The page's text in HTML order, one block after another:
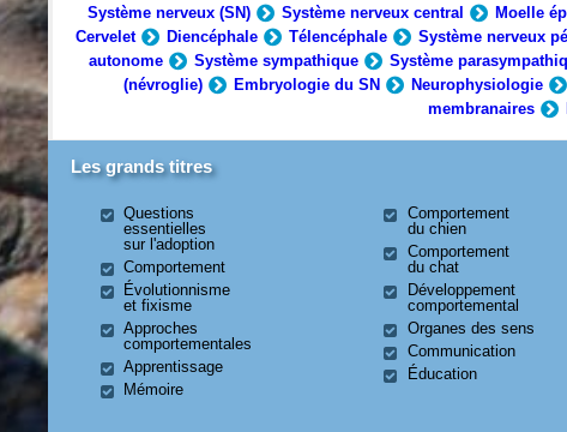
Système nerveux (SN) Système nerveux central Moelle
Cervelet
Diencéphale Télencéphale Système nerveux
autonome
Système sympathique Système
(névroglie)
Embryologie du SN Neurophysiologie
membranaires
Les grands titres
Questions
essentielles
sur l'adoption
Comportement
Évolutionnisme
et fixisme
Approches
comportementales
Apprentissage
Mémoire
Comportement
du chien
Comportement
du chat
Développement
comportemental
Organes des sens
Communication
Éducation